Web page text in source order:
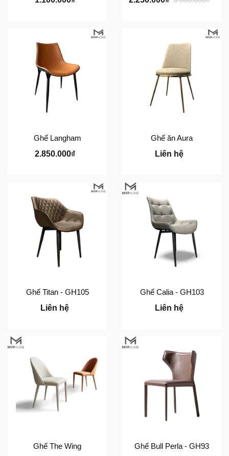
Ghế Langham
2.850.000₫
Ghế ăn Aura
Liên hệ
Ghế Titan - GH105
Liên hệ
Ghế Calia - GH103
Liên hệ
Ghế The Wing Ghế Bull Perla - GH93